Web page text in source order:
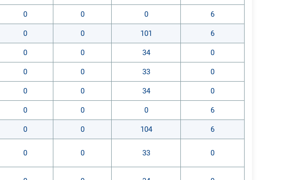
0 0 0 6
0 0 101 6
0 0 34 0
0 0 33 0
0 0 34 0
0 0 0 6
0 0 104 6
0 0 33 0